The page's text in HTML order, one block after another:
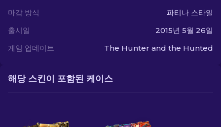
마감 방식
파티나 스타일
출시일
2015년 5월 26일
게임 업데이트
The Hunter and the Hunted
해당 스킨이 포함된 케이스